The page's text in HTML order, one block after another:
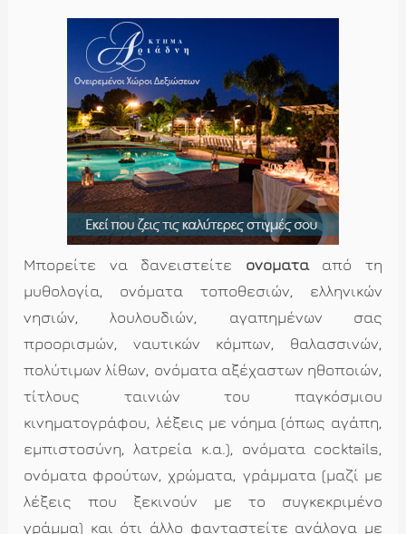
Μπορείτε να δανειστείτε ονόματααπό τη
μυθολογία, ονόματα τοποθεσιών, ελληνικών
νησιών, λουλουδιών, αγαπημένων σας
προορισμών, ναυτικών κόμπων, θαλασσινών,
πολύτιμων λίθων, ονόματα αξέχαστων ηθοποιών,
τίτλους ταινιών του παγκόσμιου
κινηματογράφου, λέξεις με νόημα (όπως αγάπη,
εμπιστοσύνη, λατρεία κ.α.), ονόματα cocktails,
ονόματα φρούτων, χρώματα, γράμματα (μαζί με
λέξεις που ξεκινούν με το συγκεκριμένο
γράμμα) και ότι άλλο φανταστείτε ανάλογα με